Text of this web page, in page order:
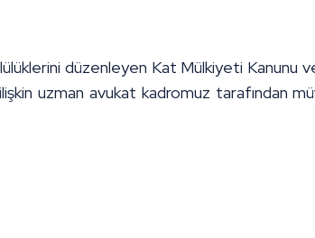
düzenleyen Kat Mülkiyeti Kanunu
uzman avukat kadromuz tarafından